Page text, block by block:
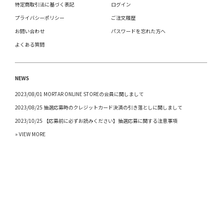
特定商取引法に基づく表記
プライバシーポリシー
お問い合わせ
よくある質問
ログイン
ご注文履歴
パスワードを忘れた方へ
NEWS
2023/08/01 MORTAR ONLINE STOREの会員に関しまして
2023/08/25 抽選応募時のクレジットカード決済の引き落としに関しまして
2023/10/25 【応募前に必ずお読みください】抽選応募に関する注意事項
» VIEW MORE